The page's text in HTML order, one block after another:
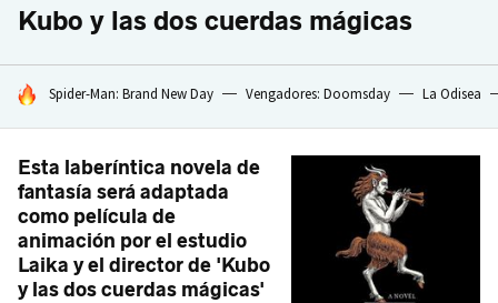
Kubo y las dos cuerdas mágicas
HOY SE HABLA DE
Spider-Man: Brand New Day Vengadores: Doomsday La Odisea
Esta laberíntica novela de
fantasía será adaptada
como película de
animación por el estudio
Laika y el director de 'Kubo
y las dos cuerdas mágicas'